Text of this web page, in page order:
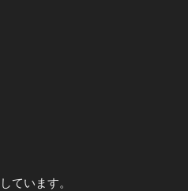
ています。